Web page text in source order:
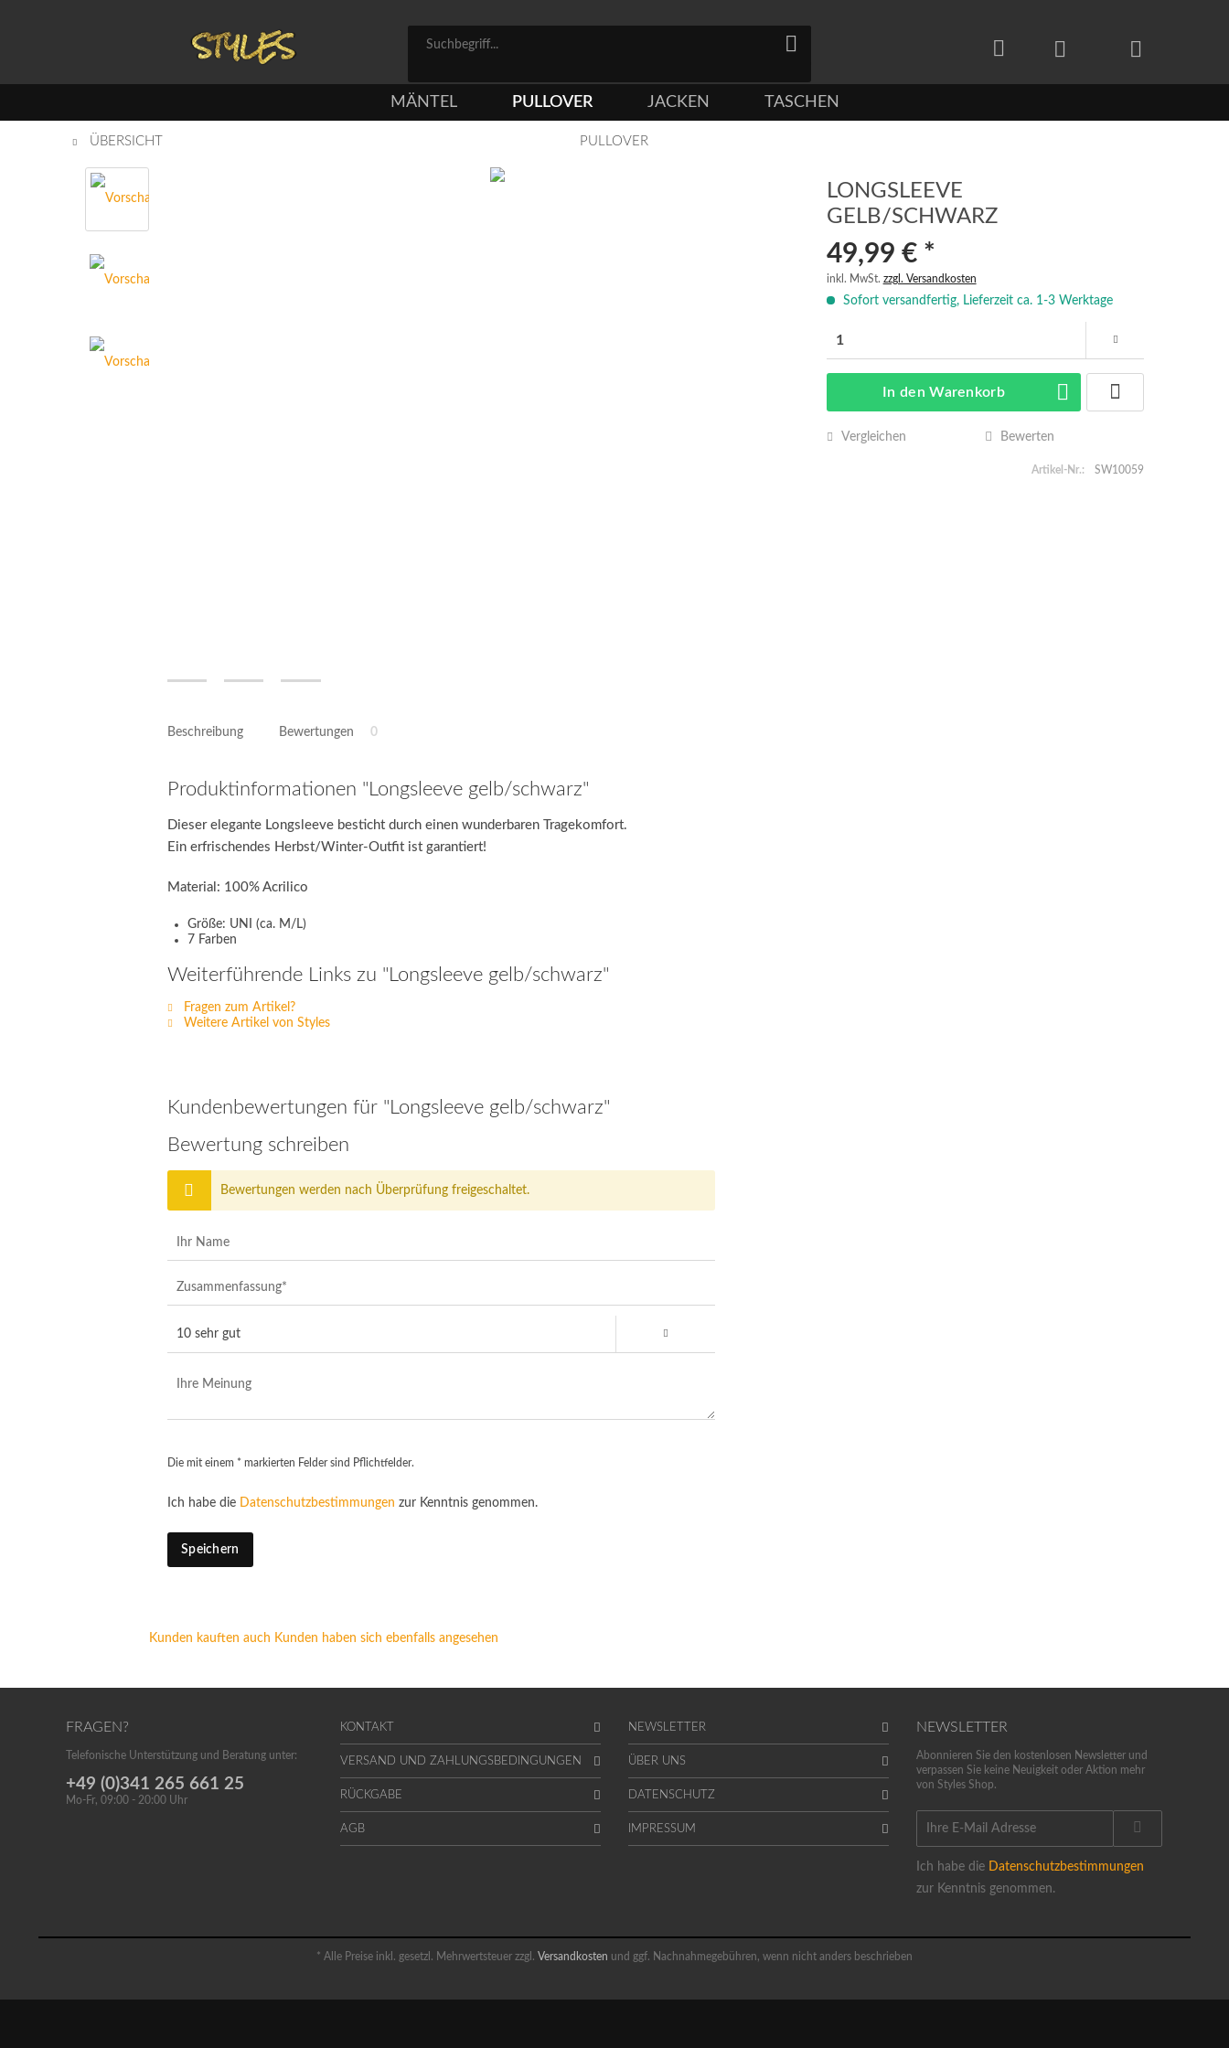
MÄNTEL PULLOVER JACKEN TASCHEN
ÜBERSICHT PULLOVER
LONGSLEEVE
GELB/SCHWARZ
49,99 € *
inkl. MwSt. zzgl. Versandkosten
Sofort versandfertig, Lieferzeit ca. 1-3 Werktage
In den Warenkorb
Vergleichen Bewerten
Artikel-Nr.: SW10059
Beschreibung Bewertungen 0
Produktinformationen "Longsleeve gelb/schwarz"
Dieser elegante Longsleeve besticht durch einen wunderbaren Tragekomfort.
Ein erfrischendes Herbst/Winter-Outfit ist garantiert!
Material: 100% Acrilico
Größe: UNI (ca. M/L)
7 Farben
Weiterführende Links zu "Longsleeve gelb/schwarz"
Fragen zum Artikel?
Weitere Artikel von Styles
Kundenbewertungen für "Longsleeve gelb/schwarz"
Bewertung schreiben
Bewertungen werden nach Überprüfung freigeschaltet.
Die mit einem * markierten Felder sind Pflichtfelder.
Ich habe die Datenschutzbestimmungen zur Kenntnis genommen.
Speichern
Kunden kauften auch Kunden haben sich ebenfalls angesehen
FRAGEN?
Telefonische Unterstützung und Beratung unter:
+49 (0)341 265 661 25
Mo-Fr, 09:00 - 20:00 Uhr
KONTAKT
VERSAND UND ZAHLUNGSBEDINGUNGEN
RÜCKGABE
AGB
NEWSLETTER
ÜBER UNS
DATENSCHUTZ
IMPRESSUM
NEWSLETTER
Abonnieren Sie den kostenlosen Newsletter und
verpassen Sie keine Neuigkeit oder Aktion mehr
von Styles Shop.
Ich habe die Datenschutzbestimmungen
zur Kenntnis genommen.
* Alle Preise inkl. gesetzl. Mehrwertsteuer zzgl. Versandkosten und ggf. Nachnahmegebühren, wenn nicht anders beschrieben